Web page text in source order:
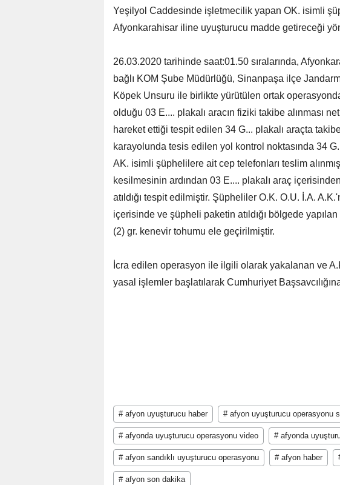
Yeşilyol Caddesinde işletmecilik yapan OK. isimli
Afyonkarahisar iline uyuşturucu madde getireceği
26.03.2020 tarihinde saat:01.50 sıralarında,
bağlı KOM Şube Müdürlüğü, Sinanpaşa ilçe
Köpek Unsuru ile birlikte yürütülen ortak
olduğu 03 E.... plakalı aracın fiziki takibe alınması
hareket ettiği tespit edilen 34 G... plakalı araçta
karayolunda tesis edilen yol kontrol noktasında 34
AK. isimli şüphelilere ait cep telefonları teslim
kesilmesinin ardından 03 E.... plakalı araç
atıldığı tespit edilmiştir. Şüpheliler O.K. O.U. İ.A.
içerisinde ve şüpheli paketin atıldığı bölgede
(2) gr. kenevir tohumu ele geçirilmiştir.
İcra edilen operasyon ile ilgili olarak yakalanan ve
yasal işlemler başlatılarak Cumhuriyet
# afyon uyuşturucu haber # afyon uyuşturucu operasyonu
# afyonda uyuşturucu operasyonu video # afyonda
# afyon sandıklı uyuşturucu operasyonu # afyon haber
# afyon son dakika